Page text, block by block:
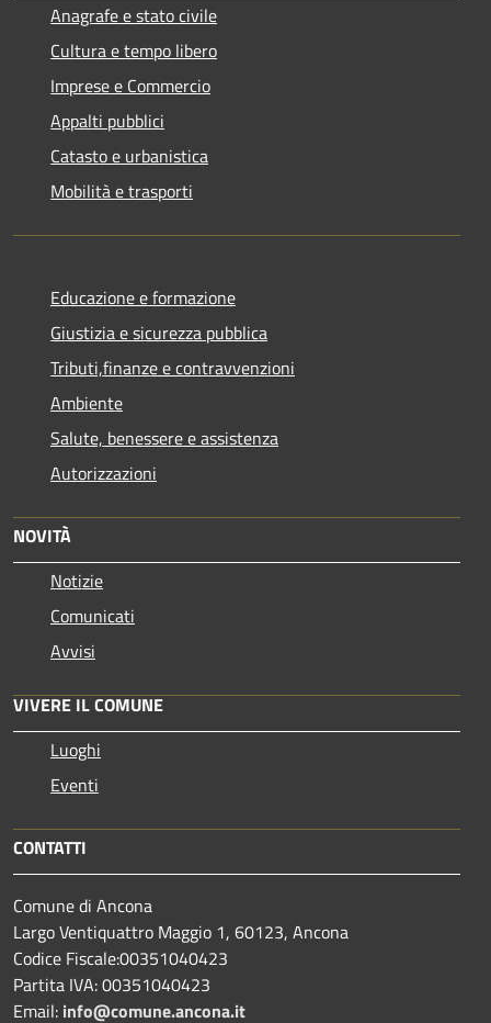
Anagrafe e stato civile
Cultura e tempo libero
Imprese e Commercio
Appalti pubblici
Catasto e urbanistica
Mobilità e trasporti
Educazione e formazione
Giustizia e sicurezza pubblica
Tributi,finanze e contravvenzioni
Ambiente
Salute, benessere e assistenza
Autorizzazioni
NOVITÀ
Notizie
Comunicati
Avvisi
VIVERE IL COMUNE
Luoghi
Eventi
CONTATTI
Comune di Ancona
Largo Ventiquattro Maggio 1, 60123, Ancona
Codice Fiscale:00351040423
Partita IVA: 00351040423
Email: info@comune.ancona.it